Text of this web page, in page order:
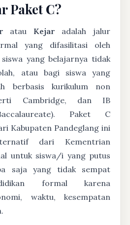
Paket C?
atau Kejar adalah jalur
yang difasilitasi oleh
yang belajarnya tidak
atau bagi siswa yang
berbasis kurikulum non
Cambridge, dan IB
Paket C
Kabupaten Pandeglang ini
dari Kementrian
untuk siswa/i yang putus
saja yang tidak sempat
formal karena
waktu, kesempatan